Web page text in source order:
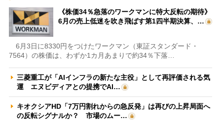
《株価34％急落のワークマンに特大反転の期待》
6月の売上低迷を吹き飛ばす第1四半期決算、…
6月3日に8330円をつけたワークマン（東証スタンダード・
7564）の株価は、わずか1カ月あまりで約34％下落…
三菱重工が「AIインフラの新たな主役」として再評価される気
運 エヌビディアとの提携でAI…
キオクシアHD「7万円割れからの急反発」は再びの上昇局面へ
の反転シグナルか？ 市場のムー…